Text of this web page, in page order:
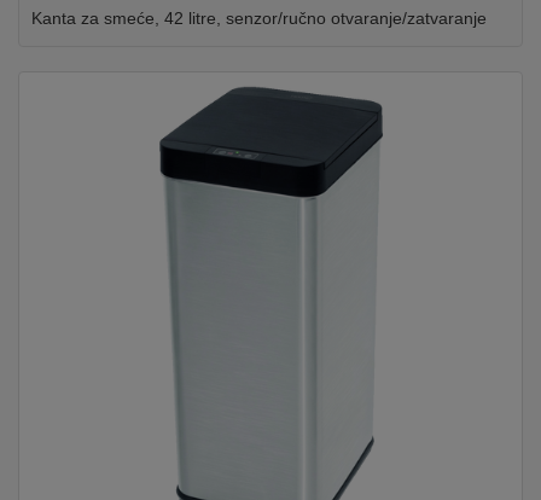
UREĐAJI
Kanta za smeće, 42 litre, senzor/ručno otvaranje/zatvaranje